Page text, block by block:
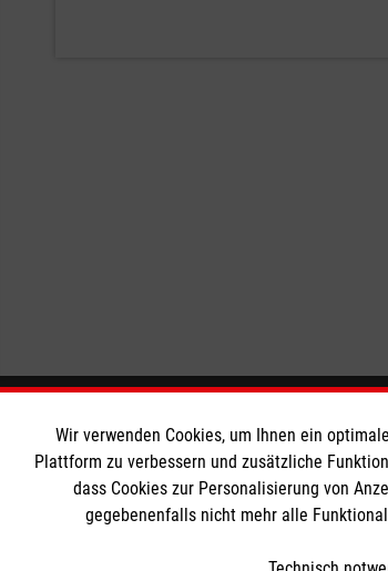
Informationen
Impressum
Datenschutz
Wir verwenden Cookies, um Ihnen ein
Plattform zu verbessern und zusätzliche
dass Cookies zur Personalisierung von
gegebenenfalls nicht mehr alle